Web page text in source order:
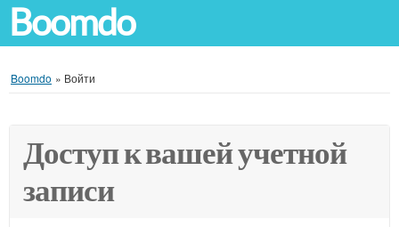
Boomdo
Boomdo » Войти
Доступ к вашей учетной
записи